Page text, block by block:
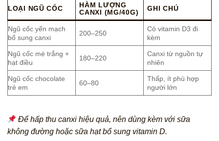
LOẠI NGŨ CỐC
HÀM LƯỢNG
CANXI (MG/40G)
GHI CHÚ
Ngũ cốc yến mạch
bổ sung canxi
200–250
Có vitamin D3 đi
kèm
Ngũ cốc mè trắng +
hạt điều
180–220
Canxi từ nguồn tự
nhiên
Ngũ cốc chocolate
trẻ em
60–80
Thấp, ít phù hợp
người lớn
Để hấp thu canxi hiệu quả, nên dùng kèm với sữa
không đường hoặc sữa hạt bổ sung vitamin D.